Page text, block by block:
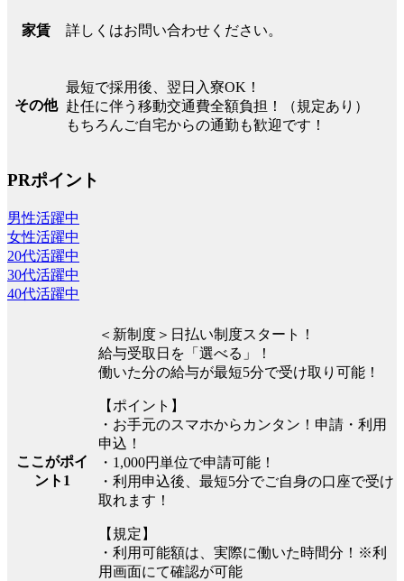
家賃 詳しくはお問い合わせください。
その他
最短で採用後、翌日入寮OK！
赴任に伴う移動交通費全額負担！（規定あり）
もちろんご自宅からの通勤も歓迎です！
PRポイント
男性活躍中
女性活躍中
20代活躍中
30代活躍中
40代活躍中
ここがポイ
ント1
＜新制度＞日払い制度スタート！
給与受取日を「選べる」！
働いた分の給与が最短5分で受け取り可能！
【ポイント】
・お手元のスマホからカンタン！申請・利用
申込！
・1,000円単位で申請可能！
・利用申込後、最短5分でご自身の口座で受け
取れます！
【規定】
・利用可能額は、実際に働いた時間分！※利
用画面にて確認が可能